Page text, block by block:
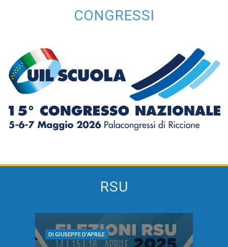
CONGRESSI
RSU
DI GIUSEPPE D'APRILE